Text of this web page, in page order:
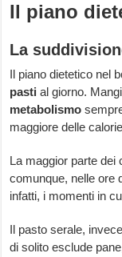
Il piano
La
Il piano dietetico nel
pasti al giorno.
metabolismo
maggiore delle
La maggior parte dei
comunque, nelle ore
infatti, i momenti in
Il pasto serale,
di solito esclude